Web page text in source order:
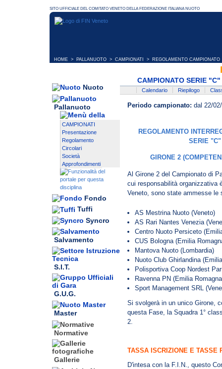
HOME > PALLANUOTO > CAMPIONATI > REGOLAMENTO CAMPIONATO
Nuoto
Pallanuoto
CAMPIONATI
Presentazione
Regolamento
Circolari
Società
Approfondimenti
Fondo
Tuffi
Syncro
Salvamento
S.I.T.
G.U.G.
Master
Normative
Gallerie
CAMPIONATO SERIE
Calendario Riepilogo
Periodo campionato: dal 22/
REGOLAMENTO
SERIE "C"
GIRONE 2
Al Girone 2 del Campionato di
cui responsabilità organizzativa
Veneto, sono state ammesse le
AS Mestrina Nuoto (Veneto)
AS Rari Nantes Venezia
Centro Nuoto Persiceto
CUS Bologna (Emilia
Mantova Nuoto (Lombardia)
Nuoto Club Ghirlandina
Polisportiva Coop Nordest
Ravenna PN (Emilia
Sport Management SRL
Si svolgerà in un unico Girone,
questa Fase, la Squadra 1°
2.
TASSA ISCRIZIONE E TASSE
D'intesa con la F.I.N., questo